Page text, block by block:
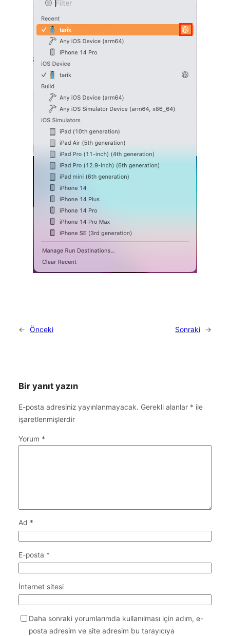
← Önceki Sonraki →
Bir yanıt yazın
E-posta adresiniz yayınlanmayacak. Gerekli alanlar * ile
işaretlenmişlerdir
Yorum *
Ad *
E-posta *
İnternet sitesi
Daha sonraki yorumlarımda kullanılması için adım, e-
posta adresim ve site adresim bu tarayıcıya